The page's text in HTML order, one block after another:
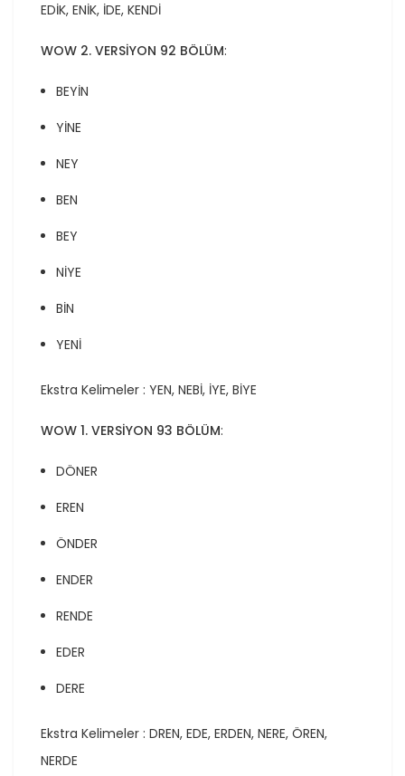
EDİK, ENİK, İDE, KENDİ
WOW 2. VERSİYON 92 BÖLÜM:
BEYİN
YİNE
NEY
BEN
BEY
NİYE
BİN
YENİ
Ekstra Kelimeler : YEN, NEBİ, İYE, BİYE
WOW 1. VERSİYON 93 BÖLÜM:
DÖNER
EREN
ÖNDER
ENDER
RENDE
EDER
DERE
Ekstra Kelimeler : DREN, EDE, ERDEN, NERE, ÖREN,
NERDE